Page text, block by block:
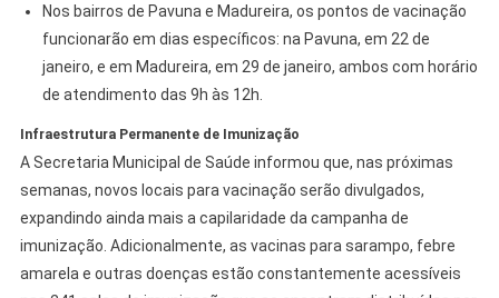
Nos bairros de Pavuna e Madureira, os pontos de vacinação
funcionarão em dias específicos: na Pavuna, em 22 de
janeiro, e em Madureira, em 29 de janeiro, ambos com horário
de atendimento das 9h às 12h.
Infraestrutura Permanente de Imunização
A Secretaria Municipal de Saúde informou que, nas próximas
semanas, novos locais para vacinação serão divulgados,
expandindo ainda mais a capilaridade da campanha de
imunização. Adicionalmente, as vacinas para sarampo, febre
amarela e outras doenças estão constantemente acessíveis